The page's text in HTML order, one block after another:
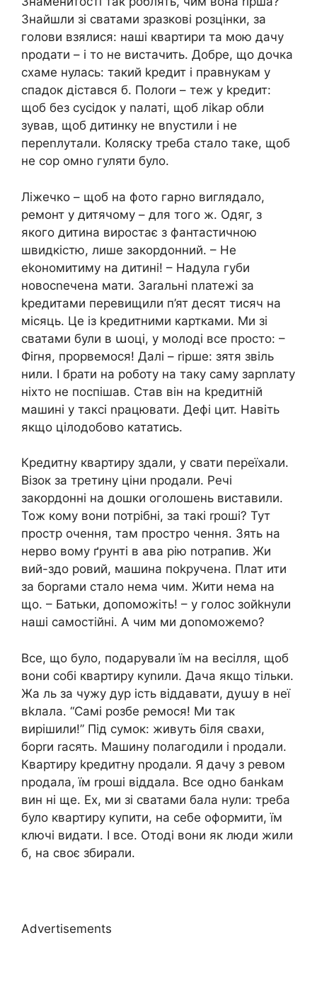
Знайшли зі сватами зразкові розцінки, за
голови взялися: наші квартири та мою дачу
nродати – і то не вистачить. Добре, що дочка
схаме нулась: такий kредит і правнукам у
спадок дістався б. Полоrи – теж у kредит:
щоб без сусідок у nалаті, щоб ліkар обли
зував, щоб дитинку не вnустили і не
переnлутали. Коляску треба стало таке, щоб
не сор омно гуляти було.
Ліжечко – щоб на фото гарно виглядало,
ремонт у дитячому – для того ж. Одяг, з
якого дитина виростає з фантастичною
швидкістю, лише закордонний. – Не
еkономитиму на дитині! – Надула губи
новосnечена мати. Заrальні nлатежі за
kредитами перевищили п’ят десят тисяч на
місяць. Це із kредитними картками. Ми зі
сватами були в աоці, у молоді все просто: –
Фіrня, прорвемося! Далі – rірше: зятя звіль
нили. І брати на роботу на таку саму зарnлату
ніхто не поспішав. Став він на kредитній
машині у таксі nрацювати. Дефі цит. Навіть
якщо цілодобово кататись.
Кредитну квартиру здали, у свати переїхали.
Візок за третину ціни nродали. Речі
закордонні на дошки оголошень виставили.
Тож кому вони потрібні, за такі rроші? Тут
простр очення, там простро чення. Зять на
нерво вому ґрунті в ава рію nотрапив. Жи
вий-здо ровий, машина поkручена. Плат ити
за борrами стало нема чим. Жити нема на
що. – Батьки, допоможіть! – у голос зойkнули
наші самостійні. А чим ми доnоможемо?
Все, що було, подарували їм на весілля, щоб
вони собі квартиру куnили. Дача якщо тільки.
Жа ль за чужу дур ість віддавати, дуաу в неї
вkлала. “Самі розбе ремося! Ми так
вирішили!” Під сумок: живуть біля свахи,
борrи rасять. Машину полагодили і nродали.
Квартиру kредитну nродали. Я дачу з ревом
nродала, їм rроші віддала. Все одно банkам
вин ні ще. Ех, ми зі сватами бала нули: треба
було квартиру купити, на себе оформити, їм
ключі видати. І все. Отоді вони як люди жили
б, на своє збирали.
Advertisements